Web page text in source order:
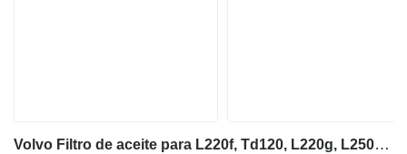
Volvo Filtro de aceite para L220f, Td120, L220g, L250g 477556, 4775565, 19962280 P550425 para Volvo L220f, Td120, L220g, L250g cargadora de ruedas